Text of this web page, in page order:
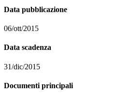
Data pubblicazione
06/ott/2015
Data scadenza
31/dic/2015
Documenti principali